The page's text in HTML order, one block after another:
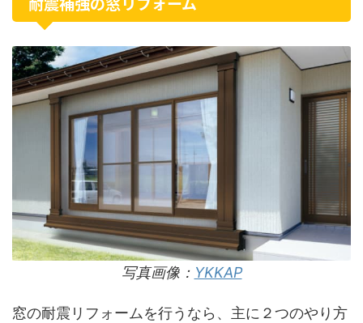
写真画像： YKKAP
窓の耐震リフォームを行うなら、主に２つのやり方